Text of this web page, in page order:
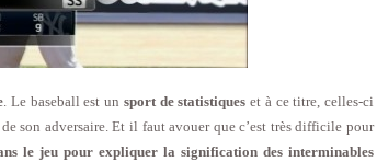
. Le baseball est un sport de statistiques et à ce titre, celles-ci
son adversaire. Et il faut avouer que c’est très difficile pour
le jeu pour expliquer la signification des interminables